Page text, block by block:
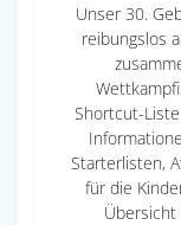
Unser 30.
reibungslos
Shortcut-
Starterlisten,
für die